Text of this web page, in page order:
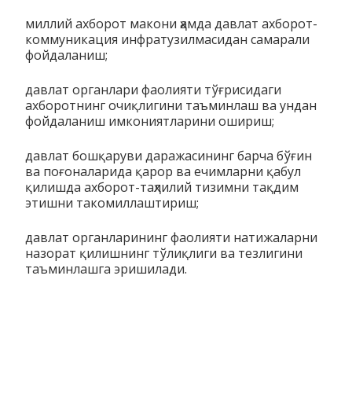
миллий ахборот макони ҳамда давлат ахборот-
коммуникация инфратузилмасидан самарали
фойдаланиш;
давлат органлари фаолияти тўғрисидаги
ахборотнинг очиқлигини таъминлаш ва ундан
фойдаланиш имкониятларини ошириш;
давлат бошқаруви даражасининг барча бўғин
ва поғоналарида қарор ва ечимларни қабул
қилишда ахборот-таҳлилий тизимни тақдим
этишни такомиллаштириш;
давлат органларининг фаолияти натижаларни
назорат қилишнинг тўлиқлиги ва тезлигини
таъминлашга эришилади.